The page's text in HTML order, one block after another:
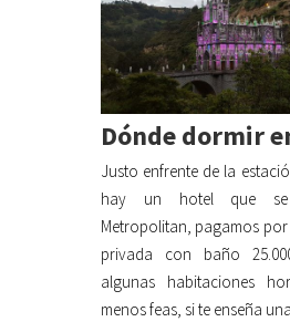
Dónde dormir
Justo enfrente de la
hay un hotel que
Metropolitan, pagamos
privada con baño
algunas habitaciones
menos feas, si te enseña